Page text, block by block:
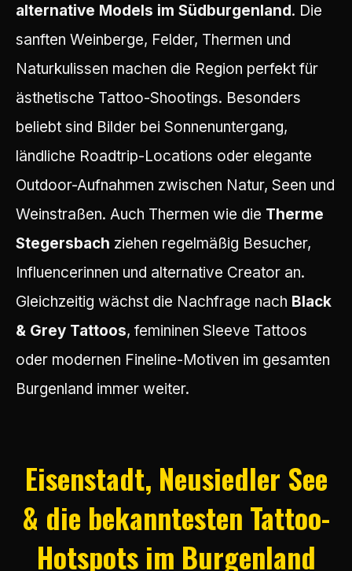
alternative Models im Südburgenland. Die
sanften Weinberge, Felder, Thermen und
Naturkulissen machen die Region perfekt für
ästhetische Tattoo-Shootings. Besonders
beliebt sind Bilder bei Sonnenuntergang,
ländliche Roadtrip-Locations oder elegante
Outdoor-Aufnahmen zwischen Natur, Seen und
Weinstraßen. Auch Thermen wie die Therme
Stegersbach ziehen regelmäßig Besucher,
Influencerinnen und alternative Creator an.
Gleichzeitig wächst die Nachfrage nach Black
& Grey Tattoos, femininen Sleeve Tattoos
oder modernen Fineline-Motiven im gesamten
Burgenland immer weiter.
Eisenstadt, Neusiedler See
& die bekanntesten Tattoo-
Hotspots im Burgenland